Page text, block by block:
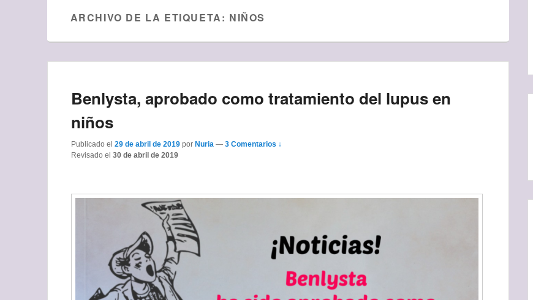
ARCHIVO DE LA ETIQUETA: NIÑOS
Benlysta, aprobado como tratamiento del lupus en
niños
Publicado el 29 de abril de 2019 por Nuria — 3 Comentarios ↓
Revisado el 30 de abril de 2019